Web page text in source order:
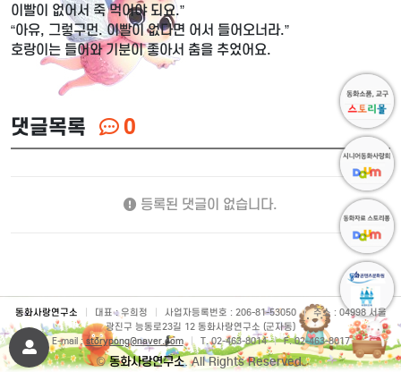
이빨이 없어서 죽 먹어야 되요.”
“아유, 그렇구먼. 이빨이 없다면 어서 들어오너라.”
호랑이는 들어와 기분이 좋아서 춤을 추었어요.
댓글목록 0
등록된 댓글이 없습니다.
동화사랑연구소 대표 : 우희정 사업자등록번호 : 206-81-53050 |
주소 : 04998 서울
광진구 능동로23길 12 동화사랑연구소 (군자동)
E-mail :storypong@naver.com | T. 02-463-8014 | F. 02-463-8017
©동화사랑연구소. All Rights Reserved.